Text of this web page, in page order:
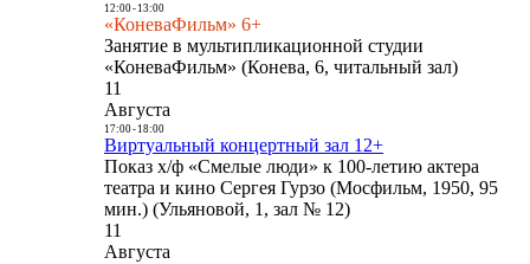
12:00- 13:00
«КоневаФильм» 6+
Занятие в мультипликационной студии
«КоневаФильм» (Конева, 6, читальный зал)
11
Августа
17:00- 18:00
Виртуальный концертный зал 12+
Показ х/ф «Смелые люди» к 100-летию актера
театра и кино Сергея Гурзо (Мосфильм, 1950, 95
мин.) (Ульяновой, 1, зал № 12)
11
Августа